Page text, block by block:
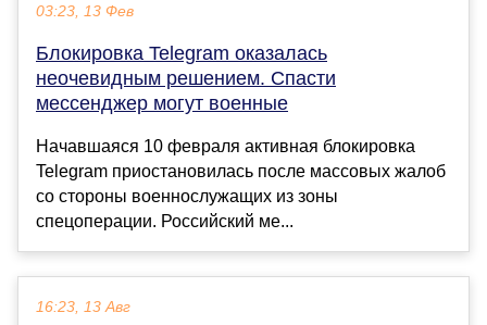
03:23, 13 Фев
Блокировка Telegram оказалась
неочевидным решением. Спасти
мессенджер могут военные
Начавшаяся 10 февраля активная блокировка
Telegram приостановилась после массовых жалоб
со стороны военнослужащих из зоны
спецоперации. Российский ме...
16:23, 13 Авг